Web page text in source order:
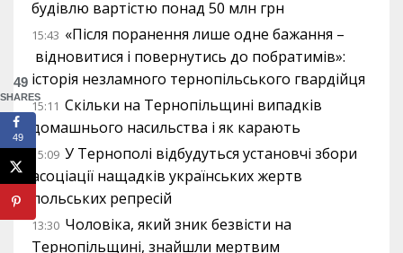
будівлю вартістю понад 50 млн грн
15:43 «Після поранення лише одне бажання –
відновитися і повернутись до побратимів»:
історія незламного тернопільського гвардійця
15:11 Скільки на Тернопільщині випадків
домашнього насильства і як карають
15:09 У Тернополі відбудуться установчі збори
асоціації нащадків українських жертв
польських репресій
13:30 Чоловіка, який зник безвісти на
Тернопільщині, знайшли мертвим
49
SHARES
49